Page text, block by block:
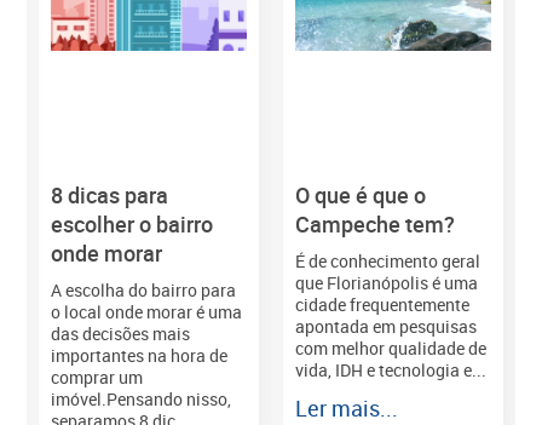
8 dicas para
escolher o bairro
onde morar
A escolha do bairro para
o local onde morar é uma
das decisões mais
importantes na hora de
comprar um
imóvel.Pensando nisso,
separamos 8 dic...
O que é que o
Campeche tem?
É de conhecimento geral
que Florianópolis é uma
cidade frequentemente
apontada em pesquisas
com melhor qualidade de
vida, IDH e tecnologia e...
Ler mais...